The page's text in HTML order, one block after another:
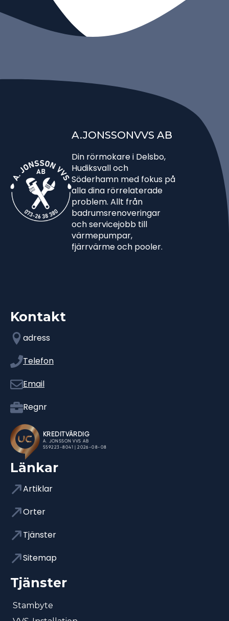
A.JONSSONVVS AB
Din rörmokare i Delsbo,
Hudiksvall och
Söderhamn med fokus på
alla dina rörrelaterade
problem. Allt från
badrumsrenoveringar
och servicejobb till
värmepumpar,
fjärrvärme och pooler.
Kontakt
adress
Telefon
Email
Regnr
Länkar
Artiklar
Orter
Tjänster
Sitemap
Tjänster
Stambyte